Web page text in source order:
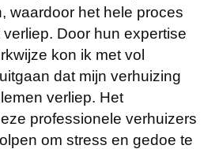
waardoor het hele proces
Door hun expertise
kon ik met vol
dat mijn verhuizing
verliep. Het
professionele verhuizers
om stress en gedoe te